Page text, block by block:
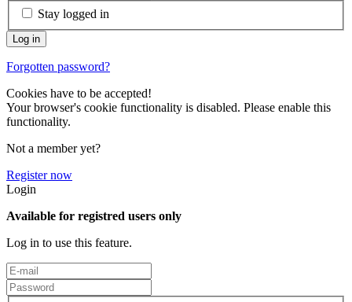
Stay logged in
Forgotten password?
Cookies have to be accepted!
Your browser's cookie functionality is disabled. Please enable this
functionality.
Not a member yet?
Register now
Login
Available for registred users only
Log in to use this feature.